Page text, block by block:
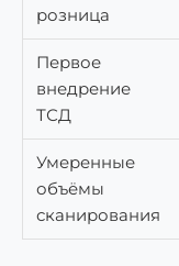
розница
Первое
внедрение
ТСД
Умеренные
объёмы
сканирования